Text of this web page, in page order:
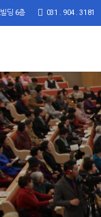
딩 6층 031 . 904 . 3181